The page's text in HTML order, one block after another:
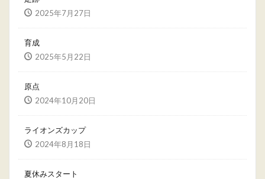
2025年7月27日
育成
2025年5月22日
原点
2024年10月20日
ライオンズカップ
2024年8月18日
夏休みスタート